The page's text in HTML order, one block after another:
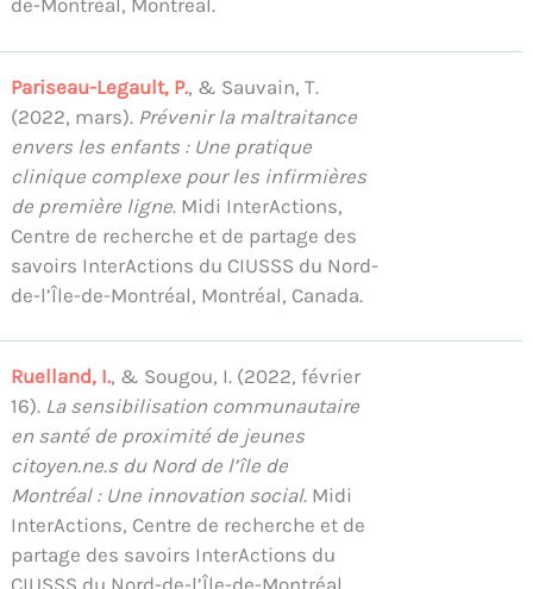
de-Montréal, Montréal.
Pariseau-Legault, P., & Sauvain, T.
(2022, mars). Prévenir la maltraitance
envers les enfants : Une pratique
clinique complexe pour les infirmières
de première ligne. Midi InterActions,
Centre de recherche et de partage des
savoirs InterActions du CIUSSS du Nord-
de-l’Île-de-Montréal, Montréal, Canada.
Ruelland, I., & Sougou, I. (2022, février
16). La sensibilisation communautaire
en santé de proximité de jeunes
citoyen.ne.s du Nord de l’île de
Montréal : Une innovation social. Midi
InterActions, Centre de recherche et de
partage des savoirs InterActions du